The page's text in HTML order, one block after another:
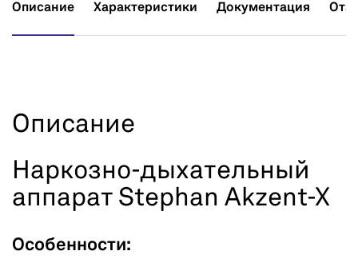
Описание Характеристики Документация
Описание
Наркозно-дыхательный
аппарат Stephan Akzent-X
Особенности: